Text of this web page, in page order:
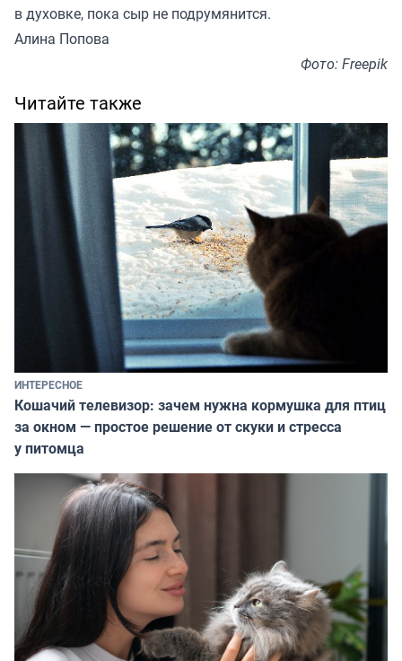
в духовке, пока сыр не подрумянится.
Алина Попова
Фото: Freepik
Читайте также
ИНТЕРЕСНОЕ
Кошачий телевизор: зачем нужна кормушка для птиц
за окном — простое решение от скуки и стресса
у питомца